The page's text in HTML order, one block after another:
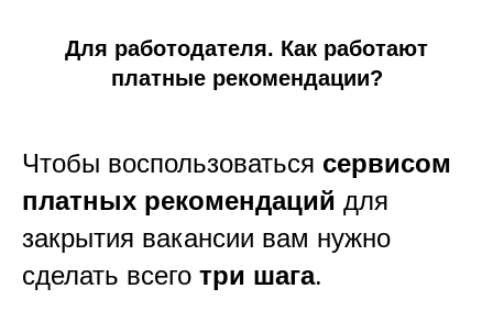
Для работодателя. Как работают
платные рекомендации?
Чтобы воспользоваться сервисом
платных рекомендаций для
закрытия вакансии вам нужно
сделать всего три шага.